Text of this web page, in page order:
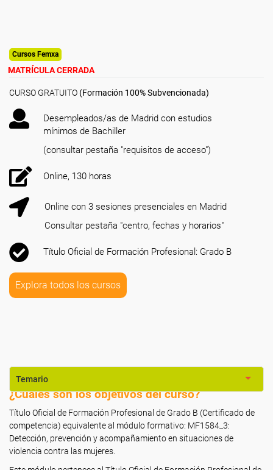
Cursos Femxa
MATRÍCULA CERRADA
CURSO GRATUITO (Formación 100% Subvencionada)
Desempleados/as de Madrid con estudios
mínimos de Bachiller
(consultar pestaña "requisitos de acceso")
Online, 130 horas
Online con 3 sesiones presenciales en Madrid
Consultar pestaña "centro, fechas y horarios"
Título Oficial de Formación Profesional: Grado B
Explora todos los cursos
Temario
¿Cuáles son los objetivos del curso?
Título Oficial de Formación Profesional de Grado B (Certificado de
competencia) equivalente al módulo formativo: MF1584_3:
Detección, prevención y acompañamiento en situaciones de
violencia contra las mujeres.